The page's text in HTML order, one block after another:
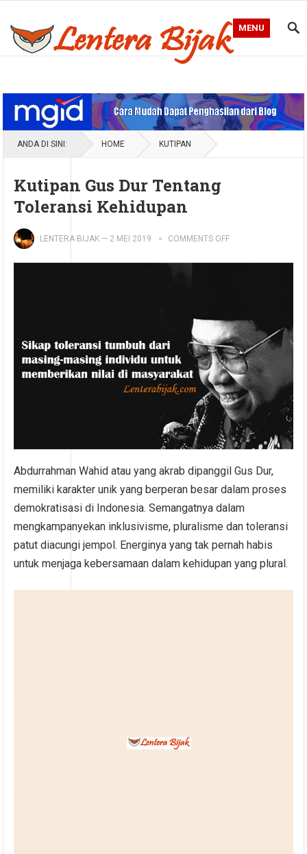
MENU
ANDA DI SINI: HOME KUTIPAN
Kutipan Gus Dur Tentang
Toleransi Kehidupan
LENTERA BIJAK — 2 MEI 2019 COMMENTS OFF
Abdurrahman Wahid atau yang akrab dipanggil Gus Dur,
memiliki karakter unik yang berperan besar dalam proses
demokratisasi di Indonesia. Semangatnya dalam
mengkampanyekan inklusivisme, pluralisme dan toleransi
patut diacungi jempol. Energinya yang tak pernah habis
untuk menjaga kebersamaan dalam kehidupan yang plural.